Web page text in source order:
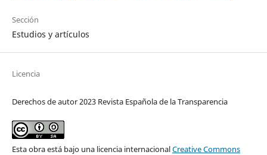
Sección
Estudios y artículos
Licencia
Derechos de autor 2023 Revista Española de la Transparencia
Esta obra está bajo una licencia internacionalCreative Commons